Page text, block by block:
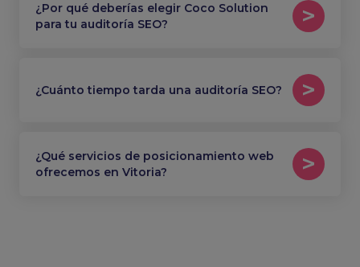
¿Por qué deberías elegir Coco Solution
para tu auditoría SEO?
¿Cuánto tiempo tarda una auditoría SEO?
¿Qué servicios de posicionamiento web
ofrecemos en Vitoria?